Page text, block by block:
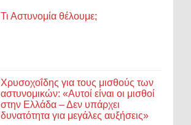
Τι Αστυνομία θέλουμε;
Χρυσοχοΐδης για τους μισθούς των
αστυνομικών: «Αυτοί είναι οι μισθοί
στην Ελλάδα – Δεν υπάρχει
δυνατότητα για μεγάλες αυξήσεις»